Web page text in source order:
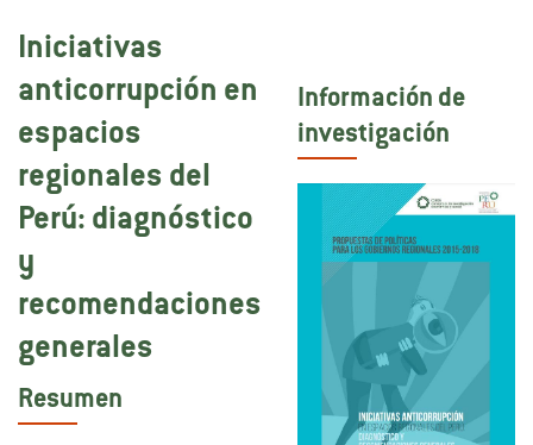
Iniciativas
anticorrupción en
espacios
regionales del
Perú: diagnóstico
y
recomendaciones
generales
Resumen
Información de
investigación